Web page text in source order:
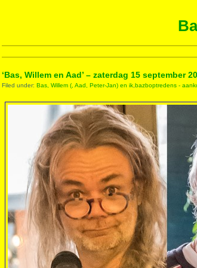
‘Bas, Willem en Aad’ – zaterdag 15 september
Filed under: Bas, Willem (, Aad, Peter-Jan) en ik bazboptredens -